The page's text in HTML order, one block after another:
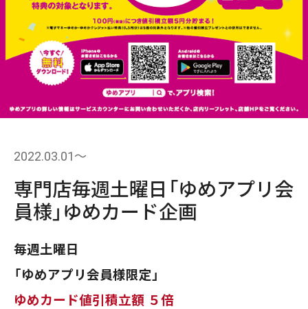
2022.03.01〜
専門店毎週土曜日「ゆめアプリ会
員様」ゆめカード企画
毎週土曜日
「ゆめアプリ会員様限定」
ゆめカード値引積立額 ５倍